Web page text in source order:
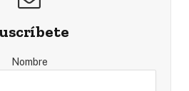
Nombre